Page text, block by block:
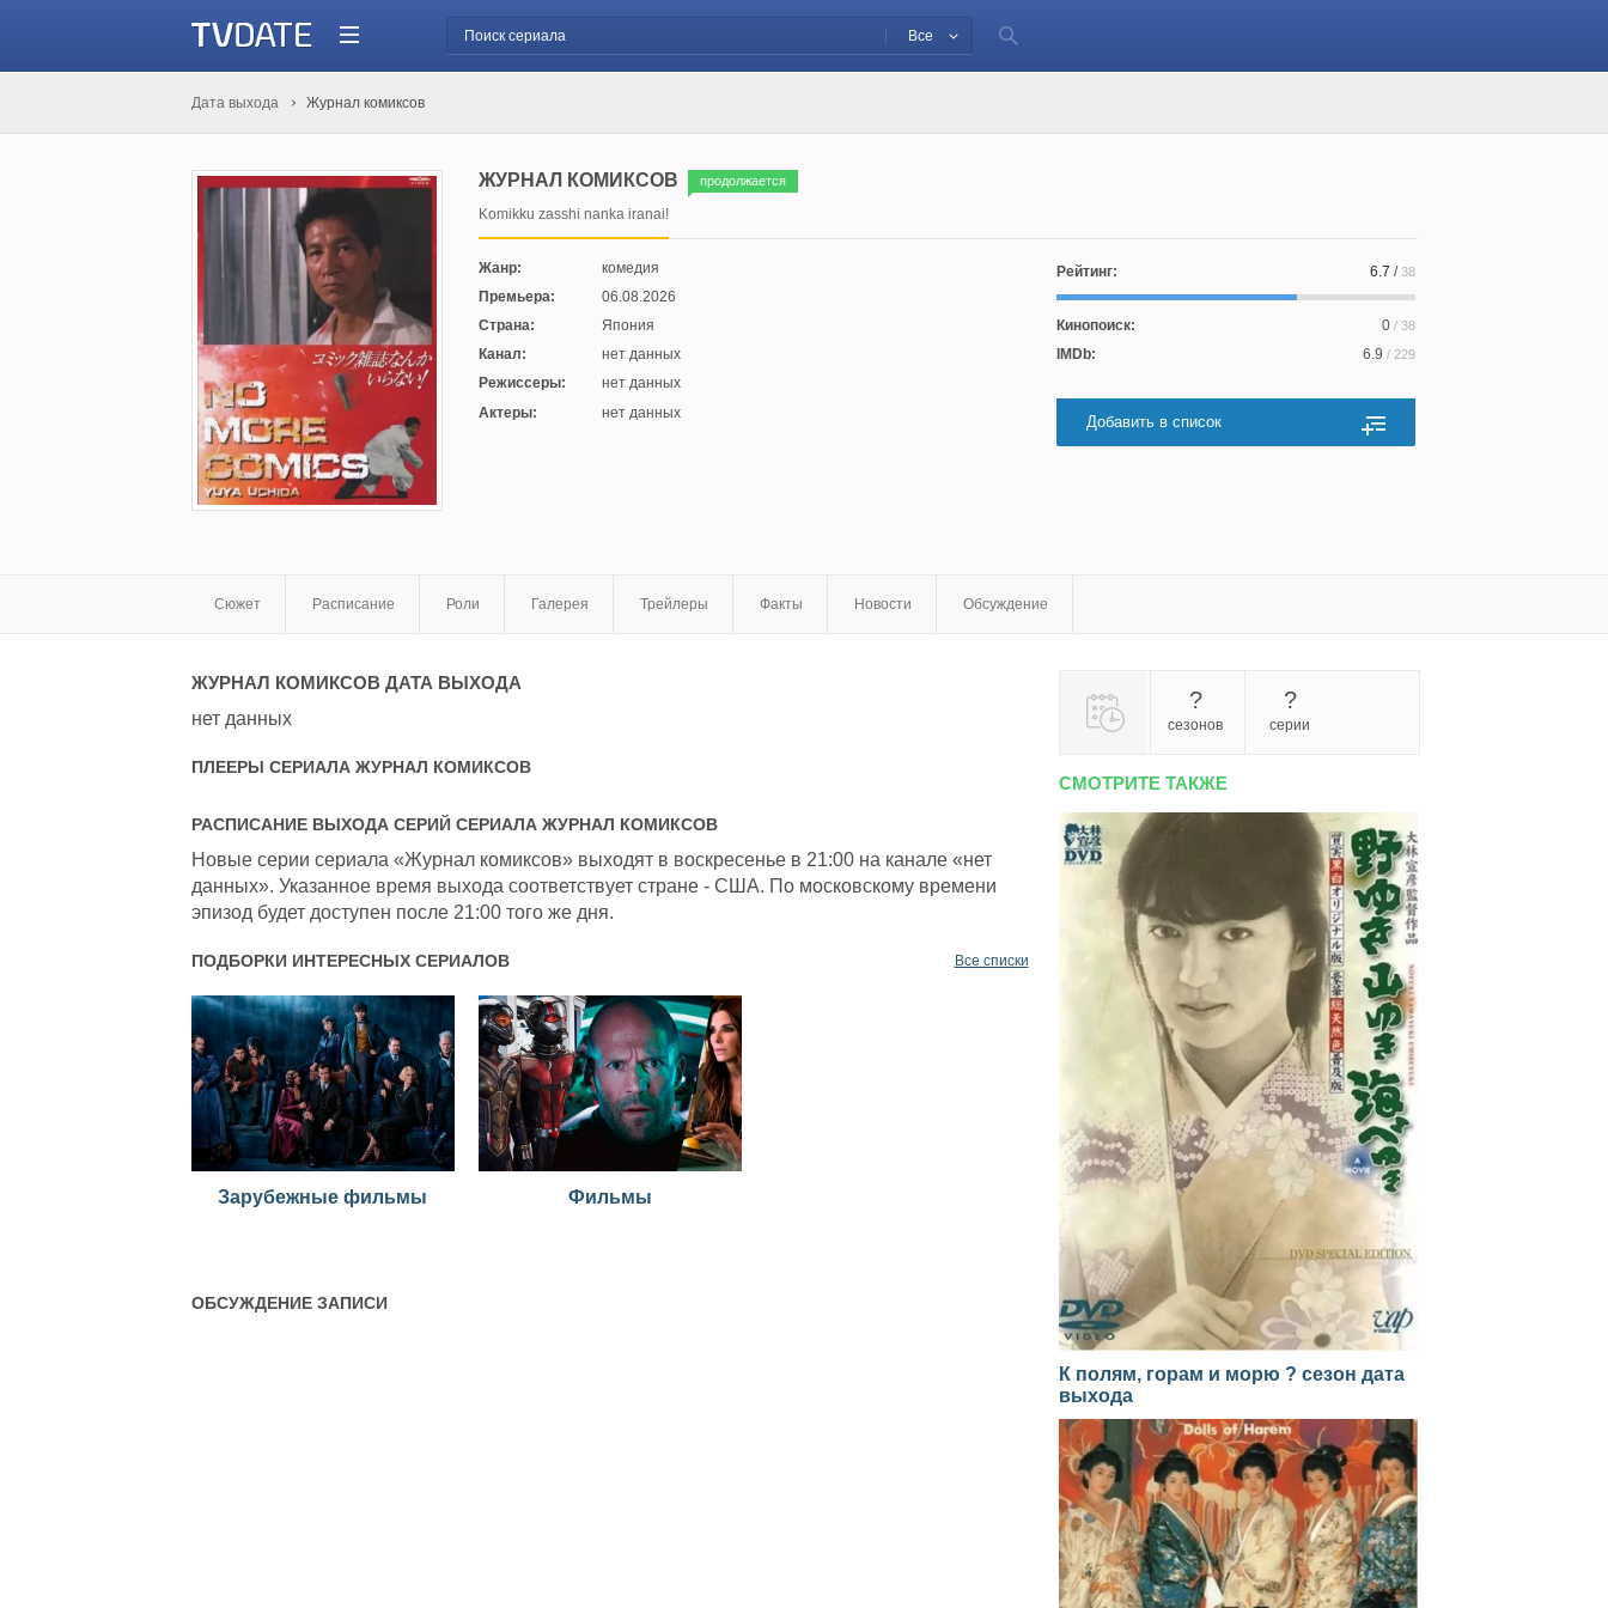
Все
Дата выхода Журнал комиксов
ЖУРНАЛ КОМИКСОВ продолжается
Komikku zasshi nanka iranai!
Жанр:
комедия
Премьера:
06.08.2026
Страна:
Япония
Канал:
нет данных
Режиссеры:
нет данных
Актеры:
нет данных
Рейтинг: 6.7 /38
Кинопоиск: 0 / 38
IMDb: 6.9 / 229
Добавить в список
Сюжет Расписание Роли Галерея Трейлеры Факты Новости Обсуждение
ЖУРНАЛ КОМИКСОВ ДАТА ВЫХОДА
нет данных
ПЛЕЕРЫ СЕРИАЛА ЖУРНАЛ КОМИКСОВ
РАСПИСАНИЕ ВЫХОДА СЕРИЙ СЕРИАЛА ЖУРНАЛ КОМИКСОВ
Новые серии сериала «Журнал комиксов» выходят в воскресенье в 21:00 на канале «нет
данных». Указанное время выхода соответствует стране - США. По московскому времени
эпизод будет доступен после 21:00 того же дня.
ПОДБОРКИ ИНТЕРЕСНЫХ СЕРИАЛОВ Все списки
Зарубежные фильмы Фильмы
ОБСУЖДЕНИЕ ЗАПИСИ
?
сезонов
?
серии
СМОТРИТЕ ТАКЖЕ
К полям, горам и морю ? сезон дата
выхода